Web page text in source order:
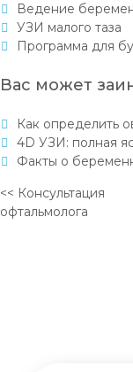
Ведение
УЗИ малого таза
Программа для
Вас может
Как определить
4D УЗИ: полная
Факты о
<< Консультация
офтальмолога